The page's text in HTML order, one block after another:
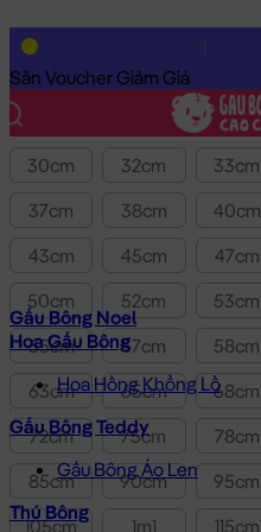
Săn Voucher Giảm Giá
Gấu Bông Noel
Hoa Gấu Bông
Hoa Hồng Khổng Lồ
Gấu Bông Teddy
Gấu Bông Áo Len
Thú Bông
Lọc theo Giá SP:
Giá
Kích thước
30cm 32cm 33cm
37cm
38cm 40cm
43cm
45cm 47cm
50cm
52cm 53cm
55cm
57cm 58cm
63cm
65cm 68cm
72cm
75cm 78cm
85cm
90cm 95cm
105cm
1m1 115cm